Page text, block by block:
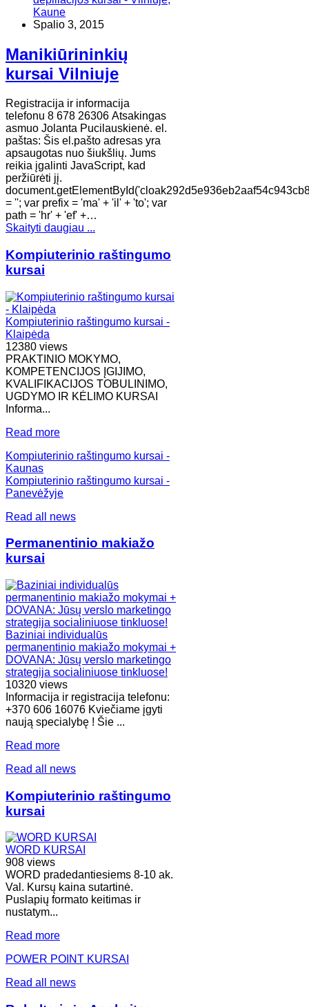
Kaune
Spalio 3, 2015
Manikiūrininkių
kursai Vilniuje
Registracija ir informacija
telefonu 8 678 26306 Atsakingas
asmuo Jolanta Pucilauskienė. el.
paštas: Šis el.pašto adresas yra
apsaugotas nuo šiukšlių. Jums
reikia įgalinti JavaScript, kad
peržiūrėti jį.
= ''; var prefix = 'ma' + 'il' + 'to'; var
path = 'hr' + 'ef' +…
Skaityti daugiau ...
Kompiuterinio raštingumo
kursai
Kompiuterinio raštingumo kursai -
Klaipėda
12380 views
PRAKTINIO MOKYMO,
KOMPETENCIJOS ĮGIJIMO,
KVALIFIKACIJOS TOBULINIMO,
UGDYMO IR KĖLIMO KURSAI
Informa...
Read more
Kompiuterinio raštingumo kursai -
Kaunas
Kompiuterinio raštingumo kursai -
Panevėžyje
Read all news
Permanentinio makiažo
kursai
Baziniai individualūs
permanentinio makiažo mokymai +
DOVANA: Jūsų verslo marketingo
strategija socialiniuose tinkluose!
10320 views
Informacija ir registracija telefonu:
+370 606 16076 Kviečiame įgyti
naują specialybę ! Šie ...
Read more
Read all news
Kompiuterinio raštingumo
kursai
WORD KURSAI
908 views
WORD pradedantiesiems 8-10 ak.
Val. Kursų kaina sutartinė.
Puslapių formato keitimas ir
nustatym...
Read more
POWER POINT KURSAI
Read all news